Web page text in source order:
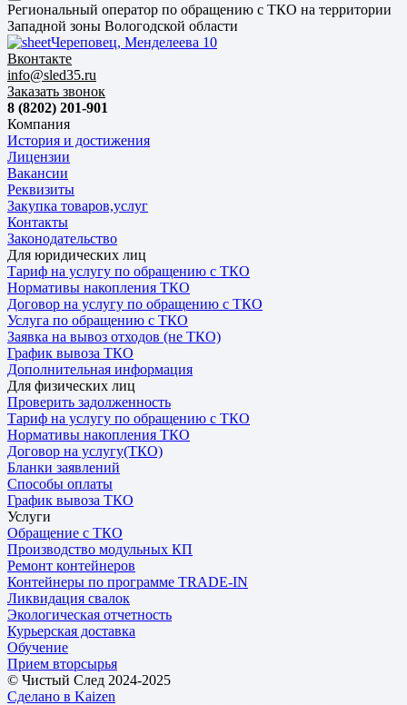
Региональный оператор по обращению с ТКО на территории
Западной зоны Вологодской области
Череповец, Менделеева 10
Вконтакте
info@sled35.ru
Заказать звонок
8 (8202) 201-901
Компания
История и достижения
Лицензии
Вакансии
Реквизиты
Закупка товаров,услуг
Контакты
Законодательство
Для юридических лиц
Тариф на услугу по обращению с ТКО
Нормативы накопления ТКО
Договор на услугу по обращению с ТКО
Услуга по обращению с ТКО
Заявка на вывоз отходов (не ТКО)
График вывоза ТКО
Дополнительная информация
Для физических лиц
Проверить задолженность
Тариф на услугу по обращению с ТКО
Нормативы накопления ТКО
Договор на услугу(ТКО)
Бланки заявлений
Способы оплаты
График вывоза ТКО
Услуги
Обращение с ТКО
Производство модульных КП
Ремонт контейнеров
Контейнеры по программе TRADE-IN
Ликвидация свалок
Экологическая отчетность
Курьерская доставка
Обучение
Прием вторсырья
© Чистый След 2024-2025
Сделано в Kaizen